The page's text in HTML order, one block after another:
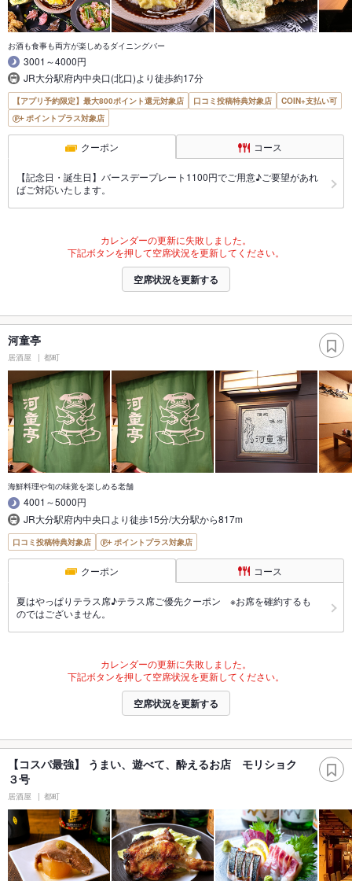
お酒も食事も両方が楽しめるダイニングバー
3001～4000円
JR大分駅府内中央口(北口)より徒歩約17分
【アプリ予約限定】最大800ポイント還元対象店 口コミ投稿特典対象店
COIN+支払い可
ポイントプラス対象店
クーポン コース
【記念日・誕生日】バースデープレート1100円でご用意♪ご要望があれ
ばご対応いたします。
カレンダーの更新に失敗しました。
下記ボタンを押して空席状況を更新してください。
空席状況を更新する
河童亭
居酒屋 都町
海鮮料理や旬の味覚を楽しめる老舗
4001～5000円
JR大分駅府内中央口より徒歩15分/大分駅から817m
口コミ投稿特典対象店 ポイントプラス対象店
クーポン コース
夏はやっぱりテラス席♪テラス席ご優先クーポン ※お席を確約するも
のではございません。
カレンダーの更新に失敗しました。
下記ボタンを押して空席状況を更新してください。
空席状況を更新する
【コスパ最強】 うまい、遊べて、酔えるお店 モリショク
３号
居酒屋 都町